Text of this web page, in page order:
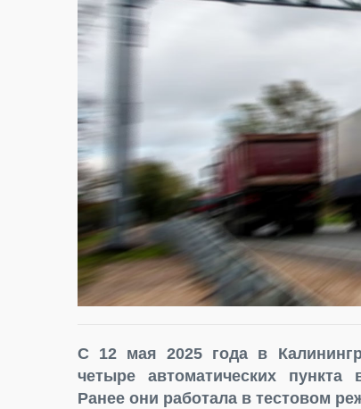
С 12 мая 2025 года в
четыре автоматических пункта
Ранее они работала в тестовом